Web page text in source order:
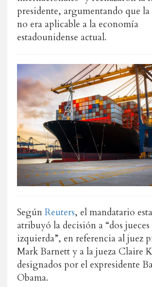
presidente, argumentando que
no era aplicable a la economía
estadounidense actual.
SegúnReuters, el mandatario
atribuyó la decisión a “dos jueces
izquierda”, en referencia al juez
Mark Barnett y a la jueza Claire
designados por el expresidente
Obama.